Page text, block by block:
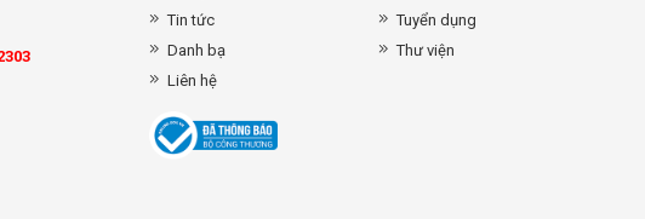
Tin tức
Tuyển dụng
Danh bạ
Thư viện
Liên hệ